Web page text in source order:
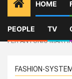
HOME
PEOPLE TV
Home
FASHION-
PER ANTONIO
FASHION-SYSTEM